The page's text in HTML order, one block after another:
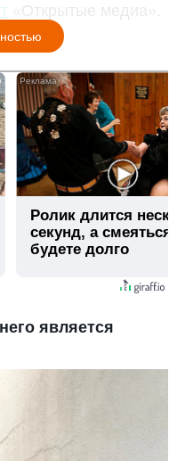
«Открытые медиа».
Ролик длится
секунд, а
будете долго
является